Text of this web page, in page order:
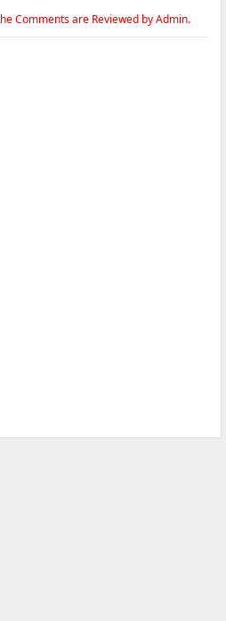
Comments are Reviewed by Admin.